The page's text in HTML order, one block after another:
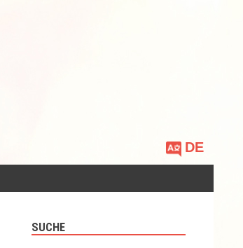
Sprache
auswählen
SUCHE